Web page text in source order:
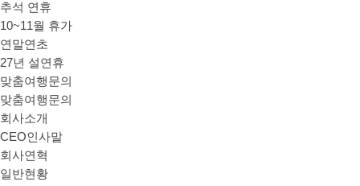
추석 연휴
10~11월 휴가
연말연초
27년 설연휴
맞춤여행문의
맞춤여행문의
회사소개
CEO인사말
회사연혁
일반현황